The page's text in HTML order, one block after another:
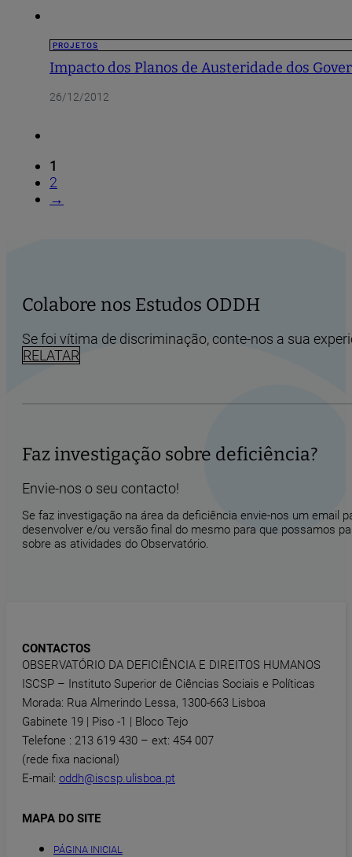
PROJETOS
Impacto dos Planos de Austeridade dos
26/12/2012
1
2
→
Colabore nos Estudos ODDH
Se foi vítima de discriminação, conte-nos a sua
RELATAR
Faz investigação sobre deficiência?
Envie-nos o seu contacto!
Se faz investigação na área da deficiência envie-nos um
desenvolver e/ou versão final do mesmo para que possamos
sobre as atividades do Observatório.
CONTACTOS
OBSERVATÓRIO DA DEFICIÊNCIA E DIREITOS HUMANOS
ISCSP – Instituto Superior de Ciências Sociais e Políticas
Morada: Rua Almerindo Lessa, 1300-663 Lisboa
Gabinete 19 | Piso -1 | Bloco Tejo
Telefone : 213 619 430 – ext: 454 007
(rede fixa nacional)
E-mail: oddh@iscsp.ulisboa.pt
MAPA DO SITE
PÁGINA INICIAL